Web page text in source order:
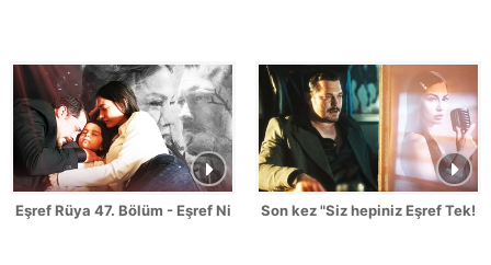
Eşref Rüya 47. Bölüm - Eşref Nisan SahneleriSon kez "Siz hepiniz Eşref Tek!"